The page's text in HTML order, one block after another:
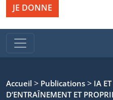
JE DONNE
Accueil > Publications > IA
D’ENTRAÎNEMENT ET